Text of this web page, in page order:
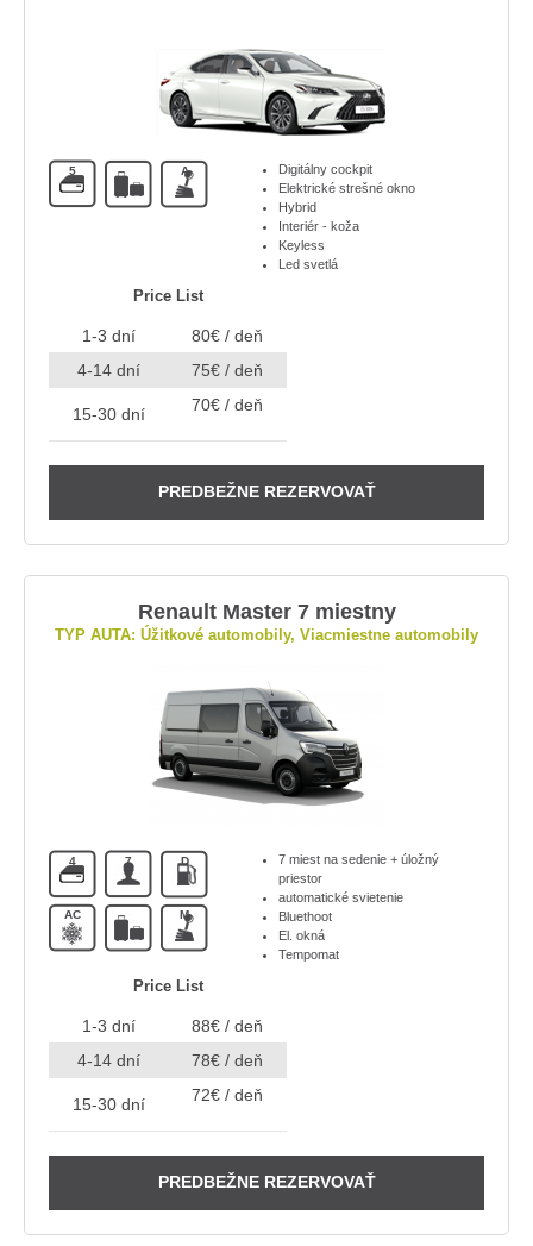
5 A
Digitálny cockpit
Elektrické strešné okno
Hybrid
Interiér - koža
Keyless
Led svetlá
Price List
1-3 dní
80€ / deň
4-14 dní
75€ / deň
15-30 dní 70€ / deň
PREDBEŽNE REZERVOVAŤ
Renault Master 7 miestny
TYP AUTA: Úžitkové automobily, Viacmiestne automobily
4 7 D
AC M
7 miest na sedenie + úložný
priestor
automatické svietenie
Bluethoot
El. okná
Tempomat
Price List
1-3 dní
88€ / deň
4-14 dní
78€ / deň
15-30 dní 72€ / deň
PREDBEŽNE REZERVOVAŤ